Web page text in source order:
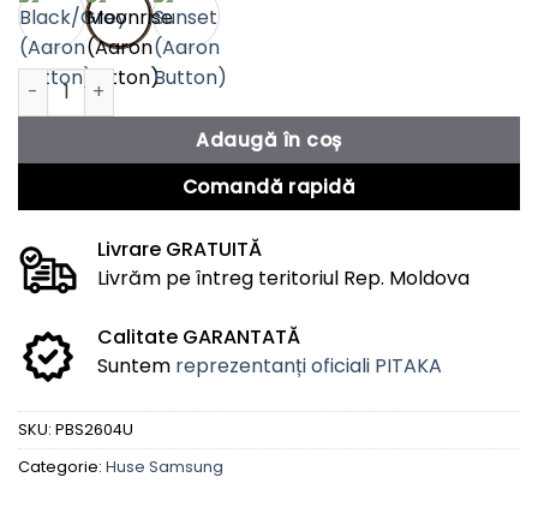
Cantitate Husa Samsung S26 Ultra Cairn (Moonrise)
Adaugă în coș
Comandă rapidă
Livrare GRATUITĂ
Livrăm pe întreg teritoriul Rep. Moldova
Calitate GARANTATĂ
Suntem reprezentanți oficiali PITAKA
SKU: PBS2604U
Categorie: Huse Samsung